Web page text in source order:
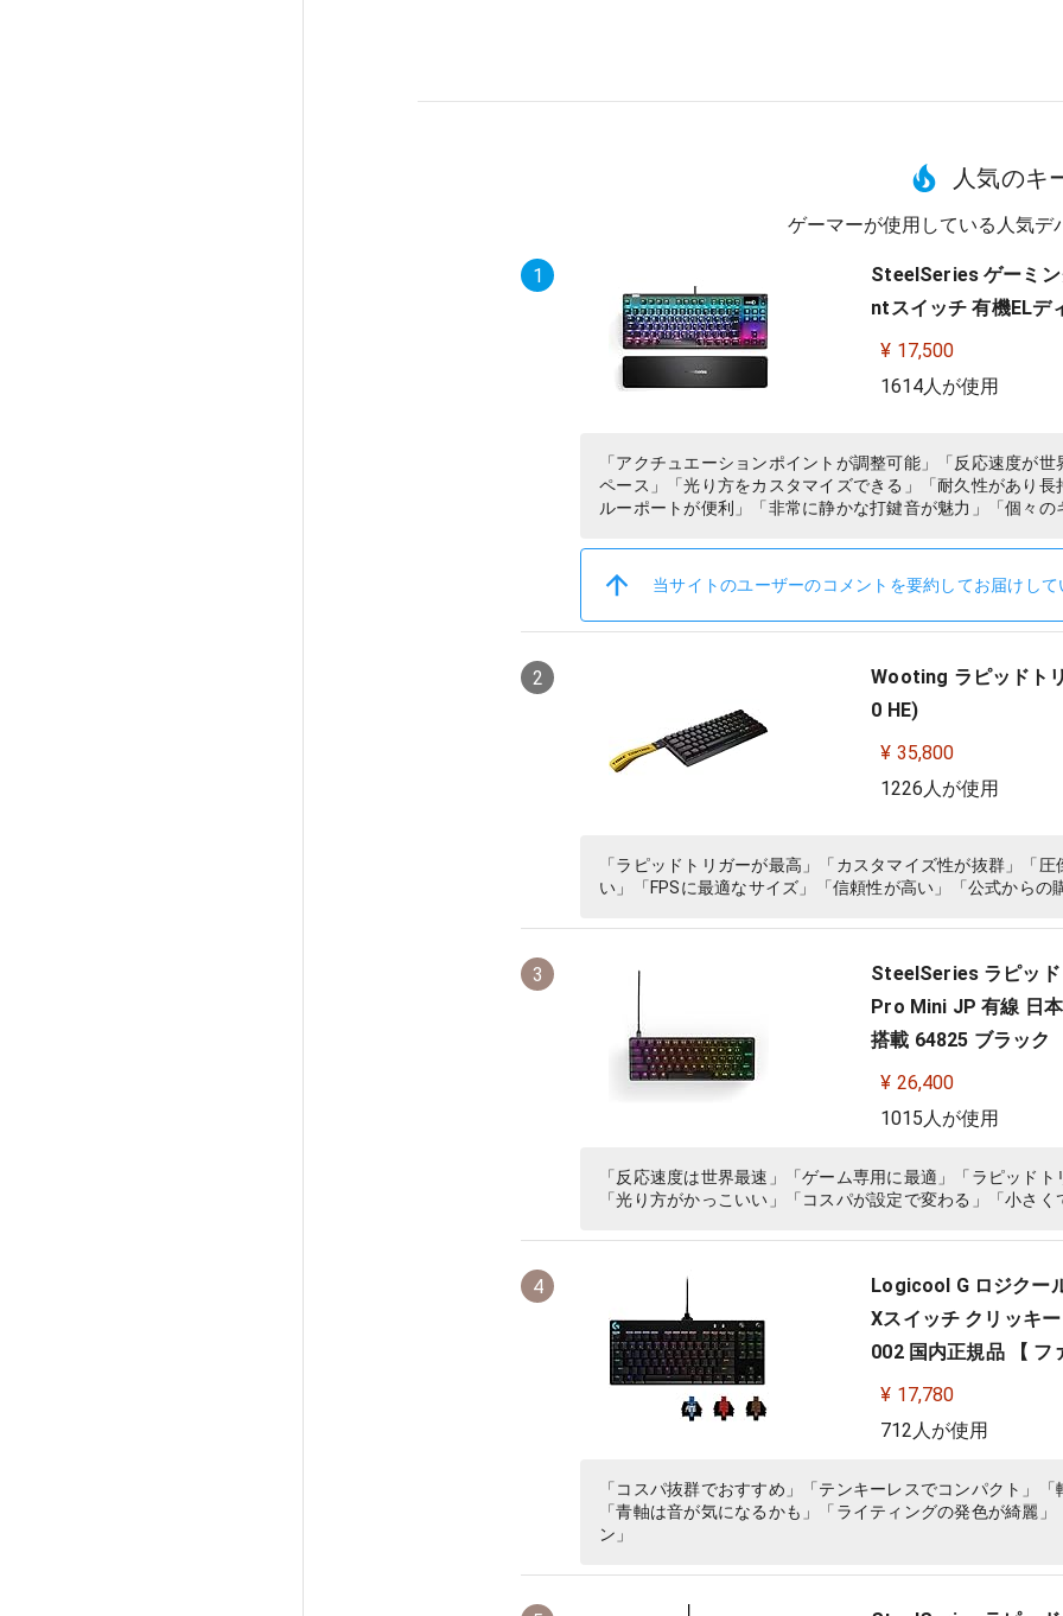
人気のキ
ゲーマーが使用している人気デ
1
SteelSeries ゲーミン
ntスイッチ 有機ELデ
¥ 17,500
1614人が使用
「アクチュエーションポイントが調整可能」「反応速度が
ペース」「光り方をカスタマイズできる」「耐久性があり
ルーポートが便利」「非常に静かな打鍵音が魅力」「個々の
当サイトのユーザーのコメントを要約してお届けして
2
Wooting ラピッドト
0 HE)
¥ 35,800
1226人が使用
「ラピッドトリガーが最高」「カスタマイズ性が抜群」「
い」「FPSに最適なサイズ」「信頼性が高い」「公式からの
3
SteelSeries ラピッド
Pro Mini JP 有線 日
搭載 64825 ブラック
¥ 26,400
1015人が使用
「反応速度は世界最速」「ゲーム専用に最適」「ラピッド
「光り方がかっこいい」「コスパが設定で変わる」「小さく
4
Logicool G ロジクー
Xスイッチ クリッキ
002 国内正規品 【 フ
¥ 17,780
712人が使用
「コスパ抜群でおすすめ」「テンキーレスでコンパクト」
「青軸は音が気になるかも」「ライティングの発色が綺麗
ン」